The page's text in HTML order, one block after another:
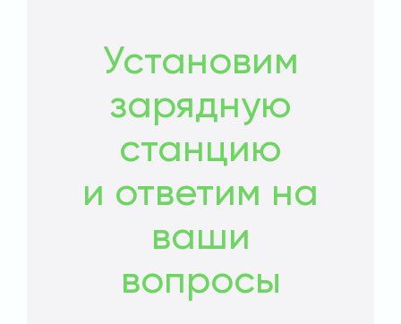
Установим
зарядную
станцию
и ответим на
ваши
вопросы